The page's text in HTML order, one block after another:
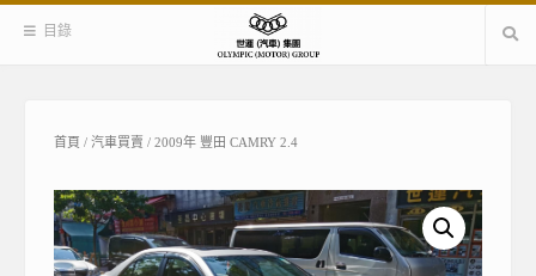
目錄
首頁 / 汽車買賣 / 2009年 豐田 CAMRY 2.4